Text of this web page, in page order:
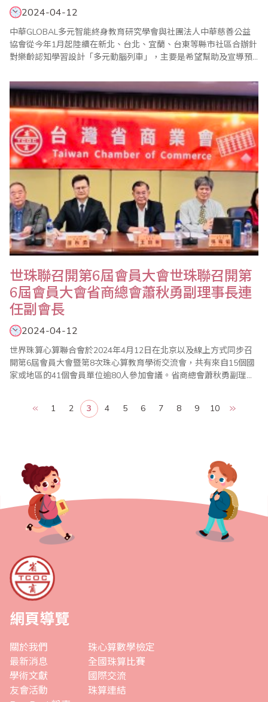
2024-04-12
中華GLOBAL多元智能終身教育研究學會與社團法人中華慈善公益
協會從今年1月起陸續在新北、台北、宜蘭、台東等縣市社區合辦針
對樂齡認知學習設計「多元動腦列車」，主要是希望幫助及宣導預
刺激大腦運動維持大腦健康延緩認知衰退，並為樂齡學習宣導「每
日給自己一點新的學習目標」，讓動動腦不失智，成為大齡朋友們
的每日一課的工作。 多元認知課程教學的對..
世珠聯召開第6屆會員大會世珠聯召開第
6屆會員大會省商總會蕭秋勇副理事長連
任副會長
2024-04-12
世界珠算心算聯合會於2024年4月12日在北京以及線上方式同步召
開第6屆會員大會暨第8次珠心算教育學術交流會，共有來自15個國
家或地區的41個會員單位逾80人參加會議。省商總會蕭秋勇副理事
長、台北市珠算心算學會楊程焰理事長、桃園市多元教育發展協會
施美鈴理事長、中華GLOBAL多元智能終身教育研究學會廖蕙婉理
1 2 3 4 5 6 7 8 9 10
網頁導覽
關於我們
最新消息
學術文獻
友會活動
珠心算數學檢定
全國珠算比賽
國際交流
珠算連結